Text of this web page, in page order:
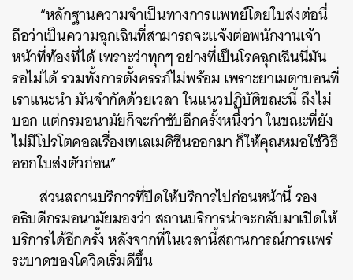
“หลักฐานความจำเป็นทางการแพทย์โดยใบส่งต่อนี่
ถือว่าเป็นความฉุกเฉินที่สามารถจะแจ้งต่อพนักงานเจ้า
หน้าที่ท้องที่ได้ เพราะว่าทุกๆ อย่างที่เป็นโรคฉุกเฉินนี่มัน
รอไม่ได้ รวมทั้งการตั้งครรภ์ไม่พร้อม เพราะยาเมตาบอนที่
เราแนะนำ มันจำกัดด้วยเวลา ในแนวปฏิบัติขณะนี้ ถึงไม่
บอก แต่กรมอนามัยก็จะกำชับอีกครั้งหนึ่งว่า ในขณะที่ยัง
ไม่มีโปรโตคอลเรื่องเทเลเมดิซีนออกมา ก็ให้คุณหมอใช้วิธี
ออกใบส่งตัวก่อน”
ส่วนสถานบริการที่ปิดให้บริการไปก่อนหน้านี้ รอง
อธิบดีกรมอนามัยมองว่า สถานบริการน่าจะกลับมาเปิดให้
บริการได้อีกครั้ง หลังจากที่ในเวลานี้สถานการณ์การแพร่
ระบาดของโควิดเริ่มดีขึ้น